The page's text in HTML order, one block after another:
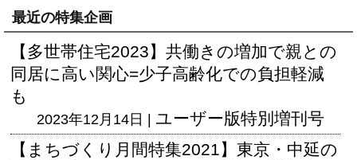
最近の特集企画
【多世帯住宅2023】共働きの増加で親との
同居に高い関心=少子高齢化での負担軽減
も
2023年12月14日 | ユーザー版特別増刊号
【まちづくり月間特集2021】東京・中延の